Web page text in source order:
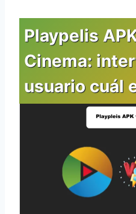
Playpelis
Cinema:
usuario cuál